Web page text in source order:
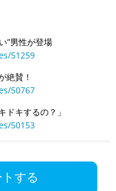
”男性が登場
51259
絶賛！
50767
キするの？」
50153
する